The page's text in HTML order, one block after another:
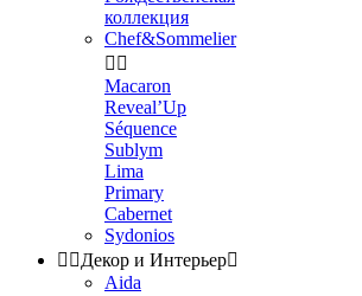
коллекция
Chef&Sommelier
 
Macaron
Reveal’Up
Séquence
Sublym
Lima
Primary
Cabernet
Sydonios
 Декор и Интерьер
Aida